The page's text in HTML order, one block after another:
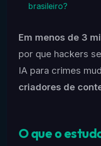
brasileiro?
Em menos de 3
por que hackers
IA para crimes
criadores de
O que o